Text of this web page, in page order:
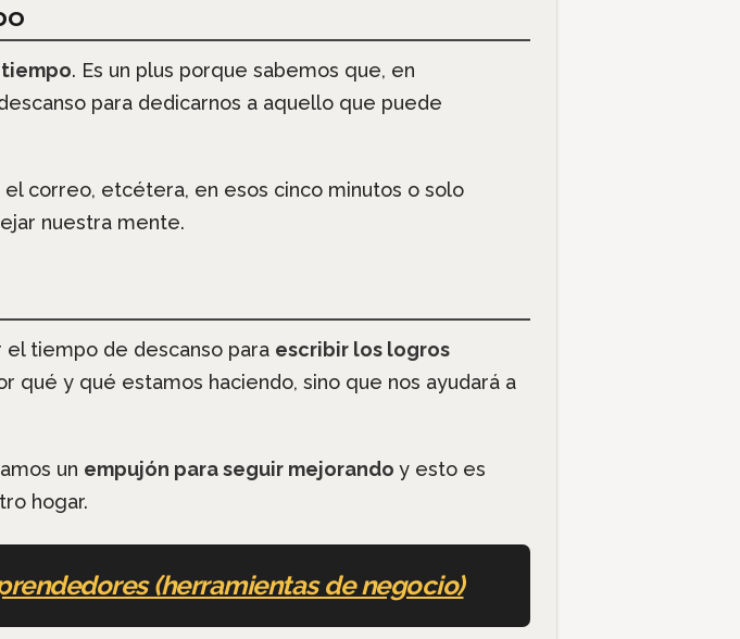
. Es un plus porque sabemos que, en
para dedicarnos a aquello que puede
correo, etcétera, en esos cinco minutos o solo
nuestra mente.
el tiempo de descanso para escribir los logros
qué y qué estamos haciendo, sino que nos ayudará a
un empujón para seguir mejorando y esto es
hogar.
(herramientas de negocio)